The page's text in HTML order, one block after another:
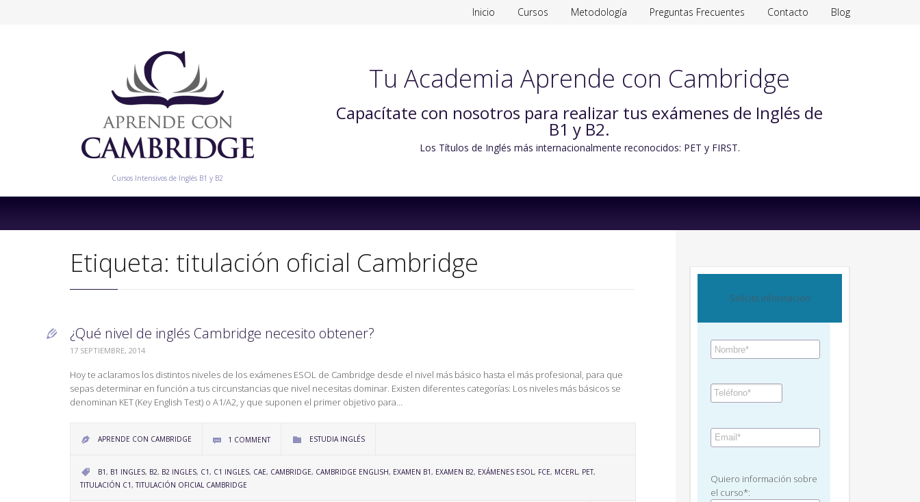
Inicio Cursos Metodología Preguntas Frecuentes Contacto Blog
Cursos Intensivos de Inglés B1 y B2
Tu Academia Aprende con Cambridge
Capacítate con nosotros para realizar tus exámenes de Inglés de
B1 y B2.
Los Títulos de Inglés más internacionalmente reconocidos: PET y FIRST.
content
Etiqueta: titulación oficial Cambridge
 ¿Qué nivel de inglés Cambridge necesito obtener?
17 SEPTIEMBRE, 2014
Hoy te aclaramos los distintos niveles de los exámenes ESOL de Cambridge desde el nivel más básico hasta el más profesional, para que
sepas determinar en función a tus circunstancias que nivel necesitas dominar. Existen diferentes categorías: Los niveles más básicos se
denominan KET (Key English Test) o A1/A2, y que suponen el primer objetivo para…
 APRENDE CON CAMBRIDGE  1 COMMENT  CATEGORY
ESTUDIA INGLÉS
 CATEGORY
B1, B1 INGLES, B2, B2 INGLES, C1, C1 INGLES, CAE, CAMBRIDGE, CAMBRIDGE ENGLISH, EXAMEN B1, EXAMEN B2, EXÁMENES ESOL, FCE, MCERL, PET,
TITULACIÓN C1,TITULACIÓN OFICIAL CAMBRIDGE
Solicita información
Quiero información sobre
el curso*: